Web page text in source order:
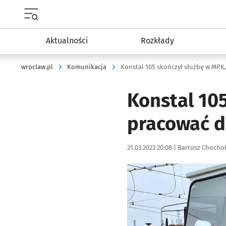
Aktualności Rozkłady
wroclaw.pl Komunikacja
Konstal
pracować
Data publikacji:
21.03.2023 20:08 | Autor:
Bartosz
Kliknij, aby zobaczyć